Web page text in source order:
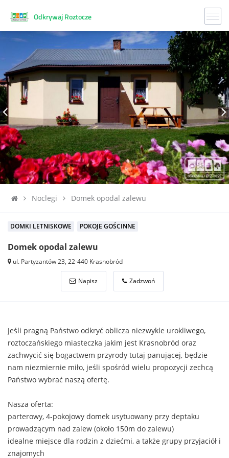
Odkrywaj Roztocze
Noclegi Domek opodal zalewu
DOMKI LETNISKOWE POKOJE GOŚCINNE
Domek opodal zalewu
ul. Partyzantów 23, 22-440 Krasnobród
Napisz Zadzwoń
Jeśli pragną Państwo odkryć oblicza niezwykle urokliwego,
roztoczańskiego miasteczka jakim jest Krasnobród oraz
zachwycić się bogactwem przyrody tutaj panującej, będzie
nam niezmiernie miło, jeśli spośród wielu propozycji zechcą
Państwo wybrać naszą ofertę.
Nasza oferta:
parterowy, 4-pokojowy domek usytuowany przy deptaku
prowadzącym nad zalew (około 150m do zalewu)
idealne miejsce dla rodzin z dziećmi, a także grupy przyjaciół i
znajomych